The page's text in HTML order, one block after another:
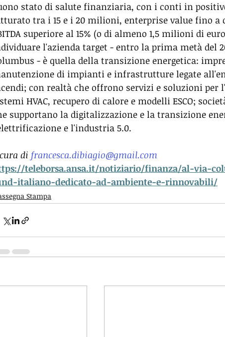
stato di salute finanziaria, con i conti in
tra i 15 e i 20 milioni, enterprise value fino
superiore al 15% (o di almeno 1,5 milioni di
l'azienda target - entro la prima metà del
- è quella della transizione energetica:
di impianti e infrastrutture legate
con realtà che offrono servizi e soluzioni per
HVAC, recupero di calore e modelli ESCO;
supportano la digitalizzazione e la transizione
e l'industria 5.0.
di francesca.dibiagio@gmail.com
teleborsa.ansa.it/notiziario/finanza/al-via-
italiano-dedicato-ad-ambiente-e-rinnovabili/
Stampa